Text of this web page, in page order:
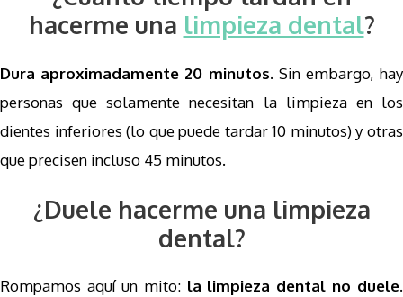
hacerme una limpieza dental?
Dura aproximadamente 20 minutos. Sin embargo, hay
personas que solamente necesitan la limpieza en los
dientes inferiores (lo que puede tardar 10 minutos) y otras
que precisen incluso 45 minutos.
¿Duele hacerme una limpieza
dental?
Rompamos aquí un mito:la limpieza dental no duele.